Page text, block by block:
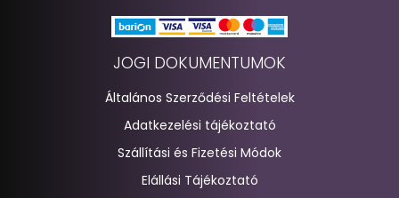
JOGI DOKUMENTUMOK
Általános Szerződési Feltételek
Adatkezelési tájékoztató
Szállítási és Fizetési Módok
Elállási Tájékoztató